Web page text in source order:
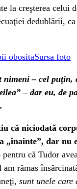
la creşterea celui
dedublării,
Sursa foto
nimeni – cel puţin,
– dar eu, de
că niciodată
„înainte”, dar nu
pentru că Tudor
am rămas
sunt unele